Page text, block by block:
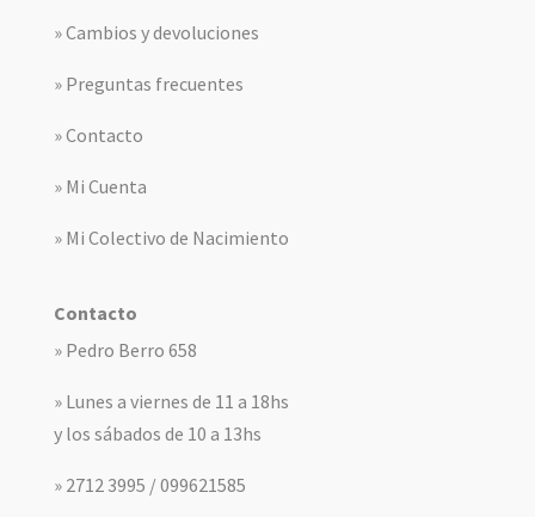
» Cambios y devoluciones
» Preguntas frecuentes
» Contacto
» Mi Cuenta
» Mi Colectivo de Nacimiento
Contacto
» Pedro Berro 658
» Lunes a viernes de 11 a 18hs
y los sábados de 10 a 13hs
» 2712 3995 / 099621585